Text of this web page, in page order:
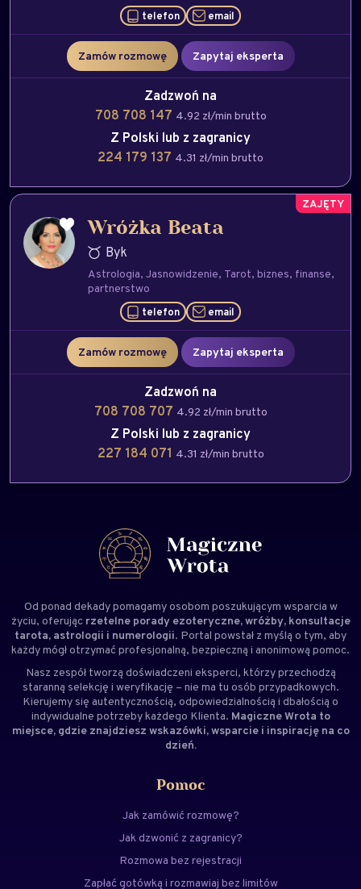
telefon email
Zamów rozmowę Zapytaj eksperta
Zadzwoń na
708 708 147 4.92 zł/min brutto
Z Polski lub z zagranicy
224 179 137 4.31 zł/min brutto
Wróżka Beata
Byk
Astrologia Jasnowidzenie Tarot biznes finanse
partnerstwo
telefon email
Zamów rozmowę Zapytaj eksperta
Zadzwoń na
708 708 707 4.92 zł/min brutto
Z Polski lub z zagranicy
227 184 071 4.31 zł/min brutto
Od ponad dekady pomagamy osobom poszukującym wsparcia w
życiu, oferując rzetelne porady ezoteryczne, wróżby, konsultacje
tarota, astrologii i numerologii. Portal powstał z myślą o tym, aby
każdy mógł otrzymać profesjonalną, bezpieczną i anonimową pomoc.
Nasz zespół tworzą doświadczeni eksperci, którzy przechodzą
staranną selekcję i weryfikację – nie ma tu osób przypadkowych.
Kierujemy się autentycznością, odpowiedzialnością i dbałością o
indywidualne potrzeby każdego Klienta. Magiczne Wrota to
miejsce, gdzie znajdziesz wskazówki, wsparcie i inspirację na co
dzień.
Pomoc
Jak zamówić rozmowę?
Jak dzwonić z zagranicy?
Rozmowa bez rejestracji
Zapłać gotówką i rozmawiaj bez limitów